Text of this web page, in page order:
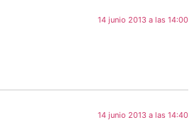
14 junio 2013 a las 14:00
14 junio 2013 a las 14:40